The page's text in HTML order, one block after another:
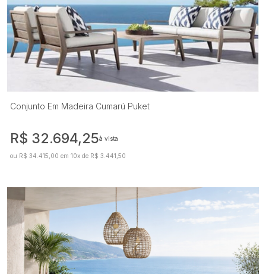
Conjunto Em Madeira Cumarú Puket
R$ 32.694,25à vista
ou R$ 34.415,00 em 10x de R$ 3.441,50